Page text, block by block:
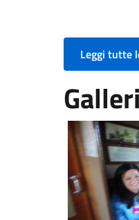
Leggi tutte